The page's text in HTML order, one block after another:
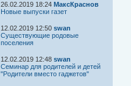
26.02.2019 18:24 МаксКраснов
Новые выпуски газет
12.02.2019 12:50 swan
Существующие родовые
поселения
12.02.2019 12:48 swan
Семинар для родителей и детей
"Родители вместо гаджетов"